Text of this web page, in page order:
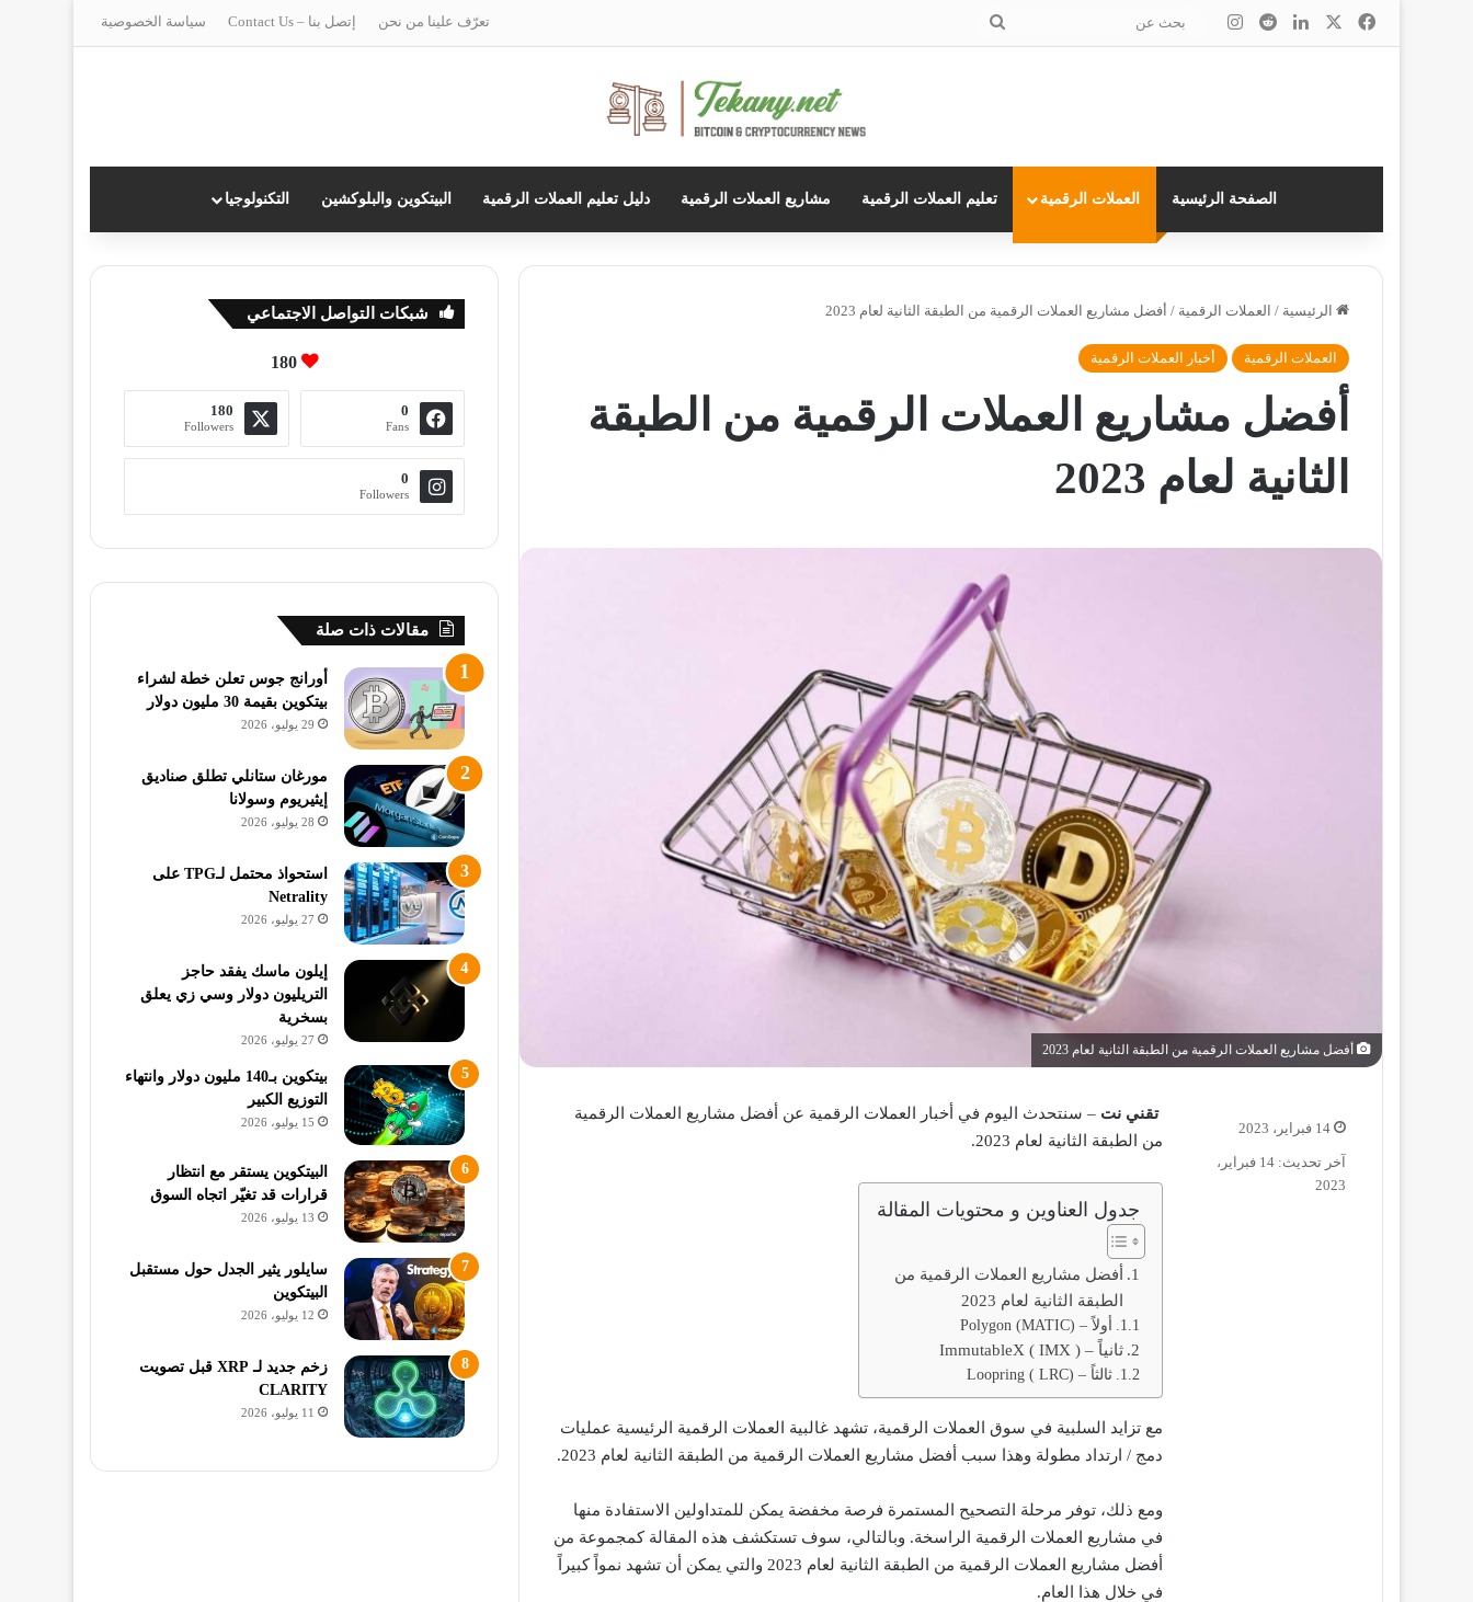
فيسبوك لينكدإن
‏Reddit انستقرام بحث تعرّف علينا من نحن إتصل بنا – Contact Us سياسة الخصوصية
الصفحة الرئيسية العملات الرقمية تعليم العملات الرقمية مشاريع العملات الرقمية دليل تعليم العملات الرقمية البيتكوين والبلوكشين التكنولوجيا
الرئيسية / العملات الرقمية / أفضل مشاريع العملات الرقمية من الطبقة الثانية لعام 2023
العملات الرقمية أخبار العملات الرقمية
أفضل مشاريع العملات الرقمية من الطبقة
الثانية لعام 2023
أفضل مشاريع العملات الرقمية من الطبقة الثانية لعام 2023
تقني نت – سنتحدث اليوم في أخبار العملات الرقمية عن أفضل مشاريع العملات الرقمية
من الطبقة الثانية لعام 2023.
جدول العناوين و محتويات المقالة
أفضل مشاريع العملات الرقمية من
الطبقة الثانية لعام 2023
أولاً – Polygon (MATIC)
ثانياً – ImmutableX ( IMX )
ثالثاً – Loopring ( LRC)
مع تزايد السلبية في سوق العملات الرقمية، تشهد غالبية العملات الرقمية الرئيسية عمليات
دمج / ارتداد مطولة وهذا سبب أفضل مشاريع العملات الرقمية من الطبقة الثانية لعام 2023.
ومع ذلك، توفر مرحلة التصحيح المستمرة فرصة مخفضة يمكن للمتداولين الاستفادة منها
في مشاريع العملات الرقمية الراسخة. وبالتالي، سوف تستكشف هذه المقالة كمجموعة من
أفضل مشاريع العملات الرقمية من الطبقة الثانية لعام 2023 والتي يمكن أن تشهد نمواً كبيراً
في خلال هذا العام.
14 فبراير، 2023
آخر تحديث: 14 فبراير،
2023
شبكات التواصل الاجتماعي
180
0
Fans
180
Followers
0
Followers
مقالات ذات صلة
أورانج جوس تعلن خطة لشراء
بيتكوين بقيمة 30 مليون دولار
29 يوليو، 2026
مورغان ستانلي تطلق صناديق
إيثيريوم وسولانا
28 يوليو، 2026
استحواذ محتمل لـTPG على
Netrality
27 يوليو، 2026
إيلون ماسك يفقد حاجز
التريليون دولار وسي زي يعلق
بسخرية
27 يوليو، 2026
بيتكوين بـ140 مليون دولار وانتهاء
التوزيع الكبير
15 يوليو، 2026
البيتكوين يستقر مع انتظار
قرارات قد تغيّر اتجاه السوق
13 يوليو، 2026
سايلور يثير الجدل حول مستقبل
البيتكوين
12 يوليو، 2026
زخم جديد لـ XRP قبل تصويت
CLARITY
11 يوليو، 2026